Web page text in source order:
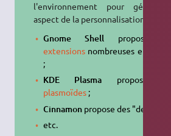
l'environnement pour gérer cet
aspect de la personnalisation :
Gnome Shell propose des
extensions nombreuses et variées
;
KDE Plasma propose des
plasmoïdes ;
Cinnamon propose des "desklets" ;
etc.